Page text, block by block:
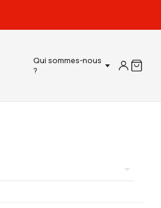
Qui sommes-nous
?
